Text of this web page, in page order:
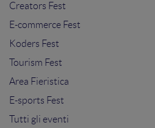
Creators Fest
E-commerce Fest
Koders Fest
Tourism Fest
Area Fieristica
E-sports Fest
Tutti gli eventi